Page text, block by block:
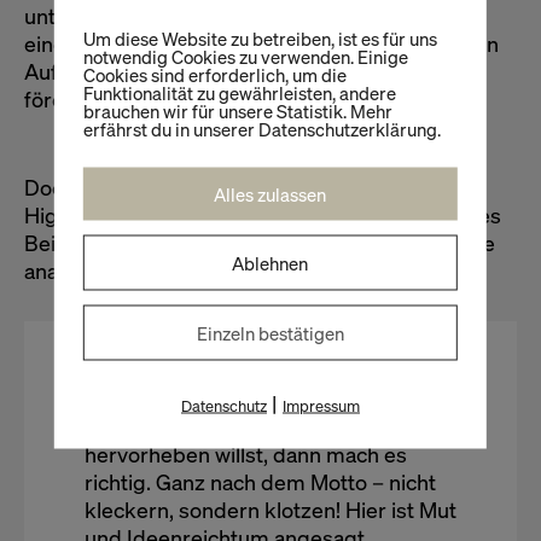
unterliegt, wie alles den aktuellen Trends. Aber
eines haben sie alle immer gemeinsam: sie sollen
Aufmerksamkeit erregen und den Verkauf
fördern.
Doch worauf kommt es bei solchen visuellen
Highlights eigentlich an? Lasst es uns anhand des
Beispiels dieser Ecke im Pariser L’Occitane Store
analysieren:
hervorheben willst, dann mach es
richtig. Ganz nach dem Motto – nicht
kleckern, sondern klotzen! Hier ist Mut
Um diese Website zu betreiben, ist es für uns
notwendig Cookies zu verwenden. Einige
Cookies sind erforderlich, um die
Funktionalität zu gewährleisten, andere
brauchen wir für unsere Statistik. Mehr
erfährst du in unserer Datenschutzerklärung.
Alles zulassen
Ablehnen
Einzeln bestätigen
Datenschutz| Impressum